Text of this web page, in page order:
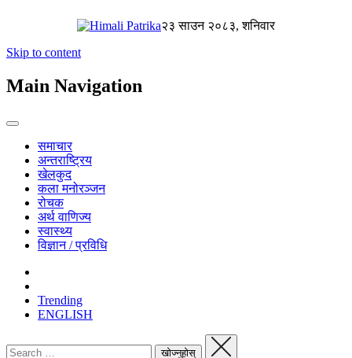
२३ साउन २०८३, शनिवार
Skip to content
Main Navigation
समाचार
अन्तराष्ट्रिय
खेलकुद
कला मनोरञ्जन
रोचक
अर्थ वाणिज्य
स्वास्थ्य
विज्ञान / प्रविधि
Trending
ENGLISH